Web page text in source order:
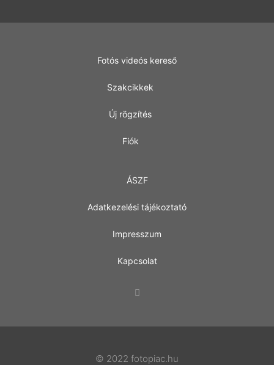
Fotós videós kereső
Szakcikkek
Új rögzítés
Fiók
ÁSZF
Adatkezelési tájékoztató
Impresszum
Kapcsolat
© 2022 fotopiac.hu